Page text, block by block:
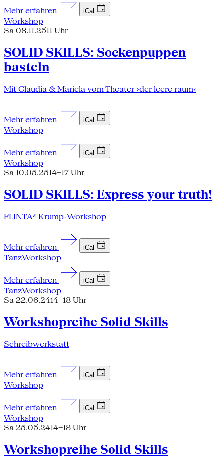
Mehr erfahren iCal
Workshop
Sa 08.11.2511 Uhr
SOLID SKILLS: Sockenpuppen
basteln
Mit Claudia & Mariela vom Theater ›der leere raum‹
Mehr erfahren iCal
Workshop
Mehr erfahren iCal
Workshop
Sa 10.05.2514–17 Uhr
SOLID SKILLS: Express your truth!
FLINTA* Krump-Workshop
Mehr erfahren iCal
TanzWorkshop
Mehr erfahren iCal
TanzWorkshop
Sa 22.06.2414–18 Uhr
Workshopreihe Solid Skills
Schreibwerkstatt
Mehr erfahren iCal
Workshop
Mehr erfahren iCal
Workshop
Sa 25.05.2414–18 Uhr
Workshopreihe Solid Skills